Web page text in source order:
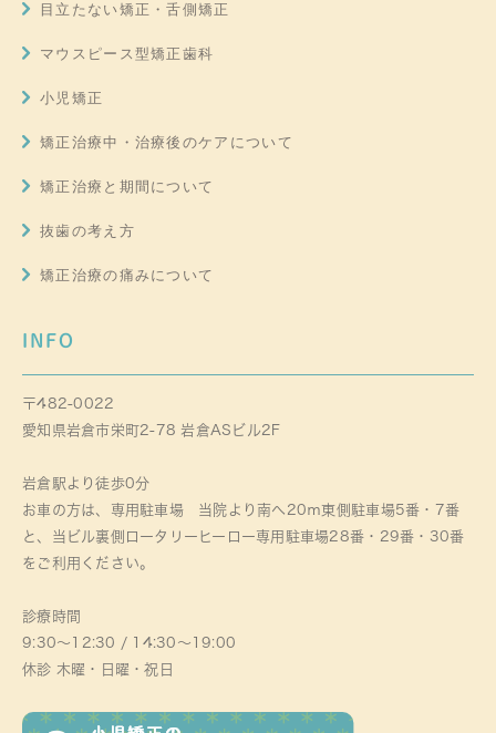
目立たない矯正・舌側矯正
マウスピース型矯正歯科
小児矯正
矯正治療中・治療後のケアについて
矯正治療と期間について
抜歯の考え方
矯正治療の痛みについて
INFO
〒482-0022
愛知県岩倉市栄町2-78 岩倉ASビル2F
岩倉駅より徒歩0分
お車の方は、専用駐車場 当院より南へ20ｍ東側駐車場5番・7番
と、当ビル裏側ロータリーヒーロー専用駐車場28番・29番・30番
をご利用ください。
診療時間
9:30～12:30 / 14:30～19:00
休診 木曜・日曜・祝日